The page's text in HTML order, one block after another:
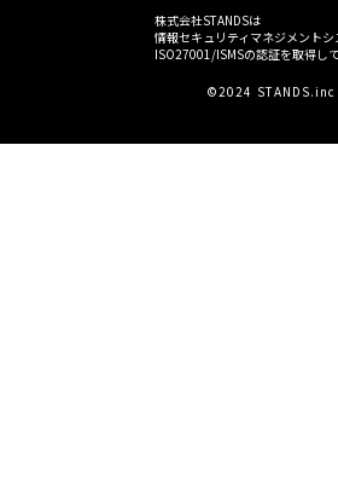
株式会社STANDSは
情報セキュリティマネジメント
ISO27001/ISMSの認証を取得して
©2024 STANDS.inc